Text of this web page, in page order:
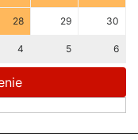
28 29 30
4 5 6